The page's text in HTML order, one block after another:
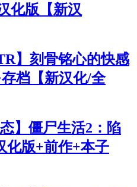
化版【新汉
】刻骨铭心的快感
档【新汉化/全
】僵尸生活2：陷
化版+前作+本子